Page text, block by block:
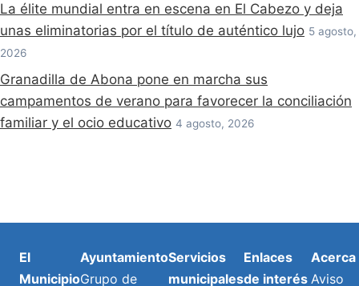
La élite mundial entra en escena en El Cabezo y deja
unas eliminatorias por el título de auténtico lujo 5 agosto,
2026
Granadilla de Abona pone en marcha sus
campamentos de verano para favorecer la conciliación
familiar y el ocio educativo 4 agosto, 2026
El
Municipio
Ayuntamiento
Grupo de
Servicios
municipales
Enlaces
de interés
Acerca
Aviso